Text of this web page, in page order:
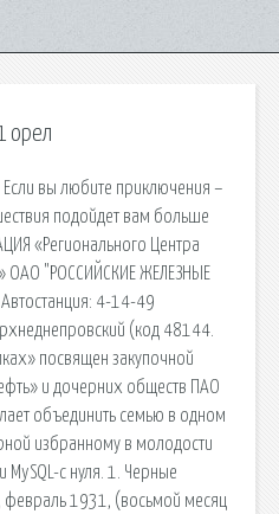
орел
вы любите приключения –
подойдет вам больше
«Регионального Центра
ОАО "РОССИЙСКИЕ ЖЕЛЕЗНЫЕ
4-14-49
(код 48144.
посвящен закупочной
и дочерних обществ ПАО
объединить семью в одном
избранному в молодости
MySQL-c нуля. 1. Черные
февраль 1931, (восьмой месяц